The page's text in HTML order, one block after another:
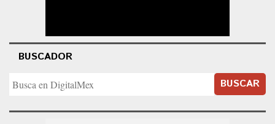
BUSCADOR
BUSCAR